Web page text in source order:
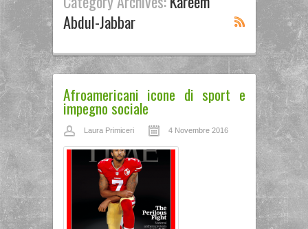
Abdul-Jabbar
Afroamericani icone di sport e
impegno sociale
Laura Primiceri 4 Novembre 2016